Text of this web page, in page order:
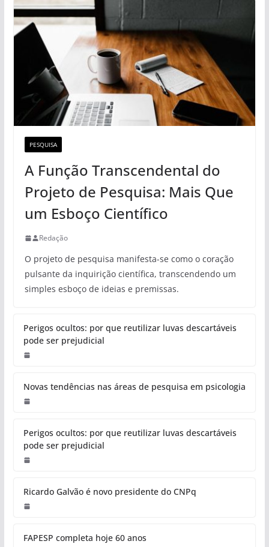
PESQUISA
A Função Transcendental do
Projeto de Pesquisa: Mais Que
um Esboço Científico
Redação
O projeto de pesquisa manifesta-se como o coração
pulsante da inquirição científica, transcendendo um
simples esboço de ideias e premissas.
Perigos ocultos: por que reutilizar luvas descartáveis
pode ser prejudicial
Novas tendências nas áreas de pesquisa em psicologia
Perigos ocultos: por que reutilizar luvas descartáveis
pode ser prejudicial
Ricardo Galvão é novo presidente do CNPq
FAPESP completa hoje 60 anos